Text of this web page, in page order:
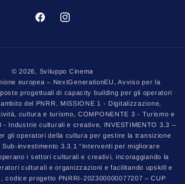
FacebookInstagram
di
pagamento
© 2026, Sviluppo Cinema
europea – NextGenerationEU, Avviso per la
progettuali di capacity building per gli operatori
del PNRR, MISSIONE 1 - Digitalizzazione,
cultura e turismo, COMPONENTE 3 - Turismo e
- Industrie culturali e creative, INVESTIMENTO 3.3 –
gli operatori della cultura per gestire la transizione
Sub-investimento 3.3.1 “Interventi per migliorare
i settori culturali e creativi, incoraggiando la
culturali e organizzazioni e facilitando upskill e
codice progetto PNRRI-202300000077207 – CUP